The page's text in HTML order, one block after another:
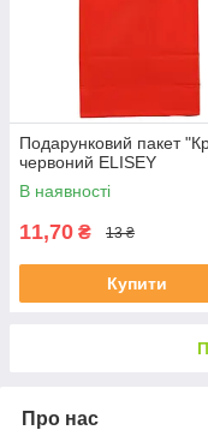
Подарунковий пакет
червоний ELISEY
В наявності
11,70 ₴ 13 ₴
Купити
Про нас